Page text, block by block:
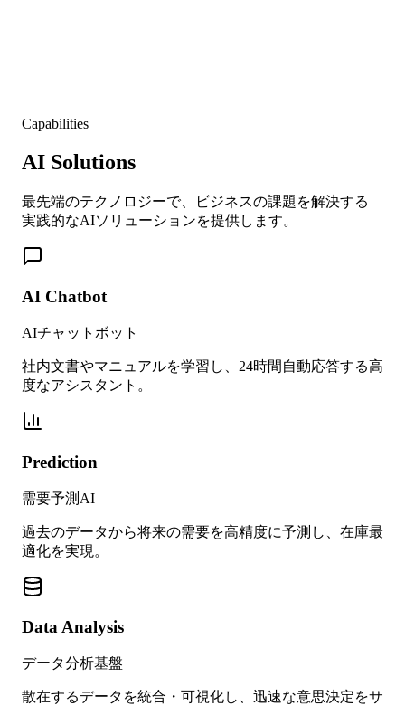
Capabilities
AI Solutions
最先端のテクノロジーで、ビジネスの課題を解決する
実践的なAIソリューションを提供します。
AI Chatbot
AIチャットボット
社内文書やマニュアルを学習し、24時間自動応答する高
度なアシスタント。
Prediction
需要予測AI
過去のデータから将来の需要を高精度に予測し、在庫最
適化を実現。
Data Analysis
データ分析基盤
散在するデータを統合・可視化し、迅速な意思決定をサ